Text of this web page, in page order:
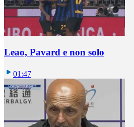
Leao, Pavard e non solo
01:47